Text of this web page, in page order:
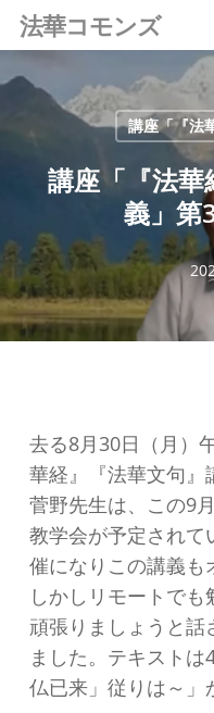
Skip
to
main
法華コモンズ
講座「『法
講座「『法
義」第
去る8月30日（月）
華経』『法華文句』
菅野先生は、この9
教学会が予定されて
催になりこの講義も
しかしリモートで
頑張りましょうと話
ました。テキスト
仏已来」従りは～」